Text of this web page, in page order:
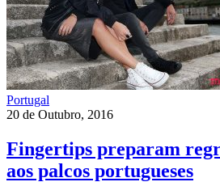
Portugal
20 de Outubro, 2016
Fingertips preparam
aos palcos portugueses